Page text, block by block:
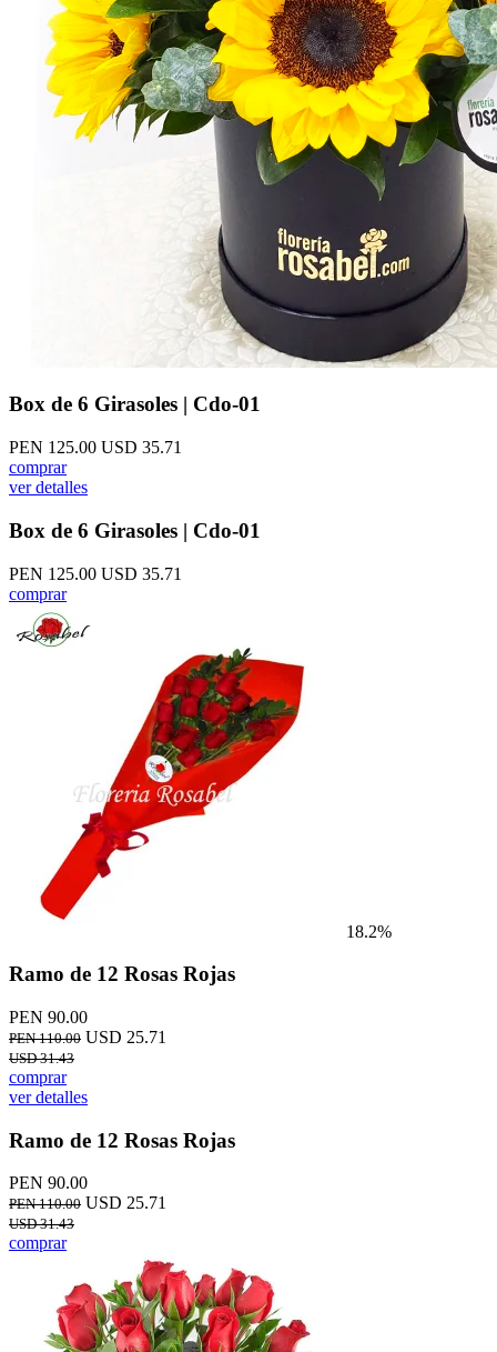
Box de 6 Girasoles | Cdo-01
PEN 125.00 USD 35.71
comprar
ver detalles
Box de 6 Girasoles | Cdo-01
PEN 125.00 USD 35.71
comprar
18.2%
Ramo de 12 Rosas Rojas
PEN 90.00
PEN 110.00 USD 25.71
USD 31.43
comprar
ver detalles
Ramo de 12 Rosas Rojas
PEN 90.00
PEN 110.00 USD 25.71
USD 31.43
comprar